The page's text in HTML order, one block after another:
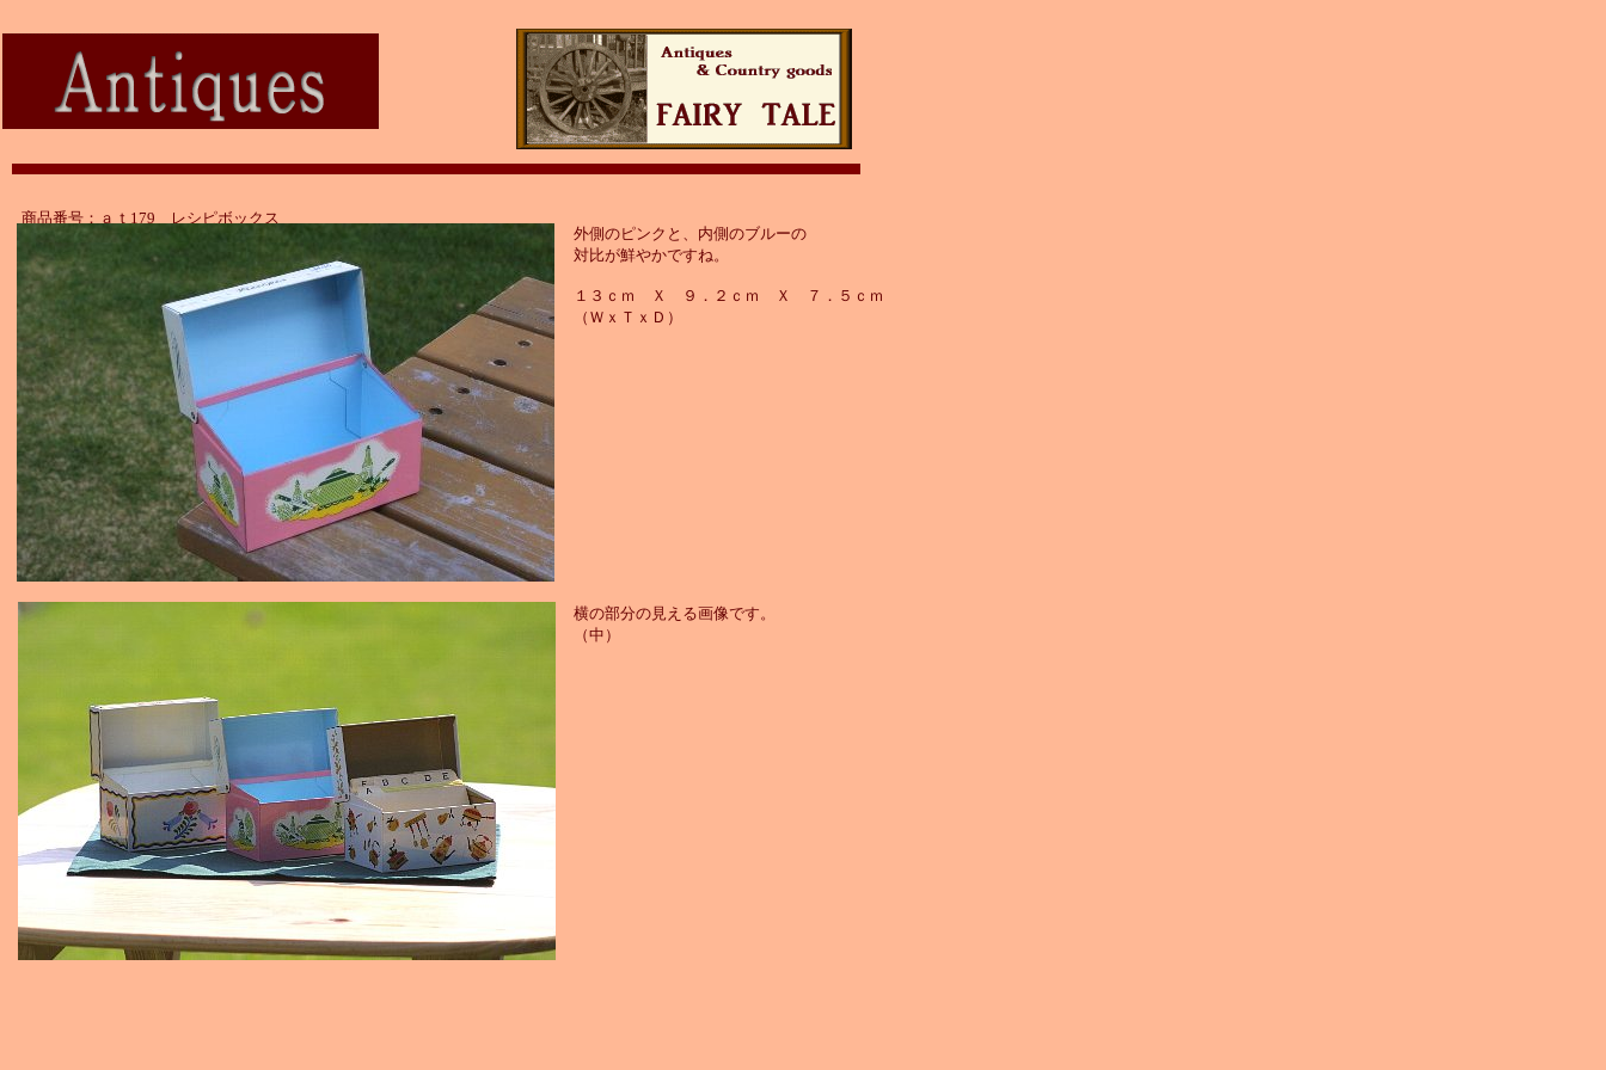
外側のピンクと、内側のブルーの
対比が鮮やかですね。
１３ｃｍ Ｘ ９．２ｃｍ Ｘ ７．５ｃｍ
（ＷｘＴｘＤ）
横の部分の見える画像です。
（中）
商品番号：ａｔ179 レシピボックス